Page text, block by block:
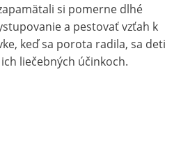
si pomerne dlhé
a pestovať vzťah k
keď sa porota radila, sa deti
liečebných účinkoch.